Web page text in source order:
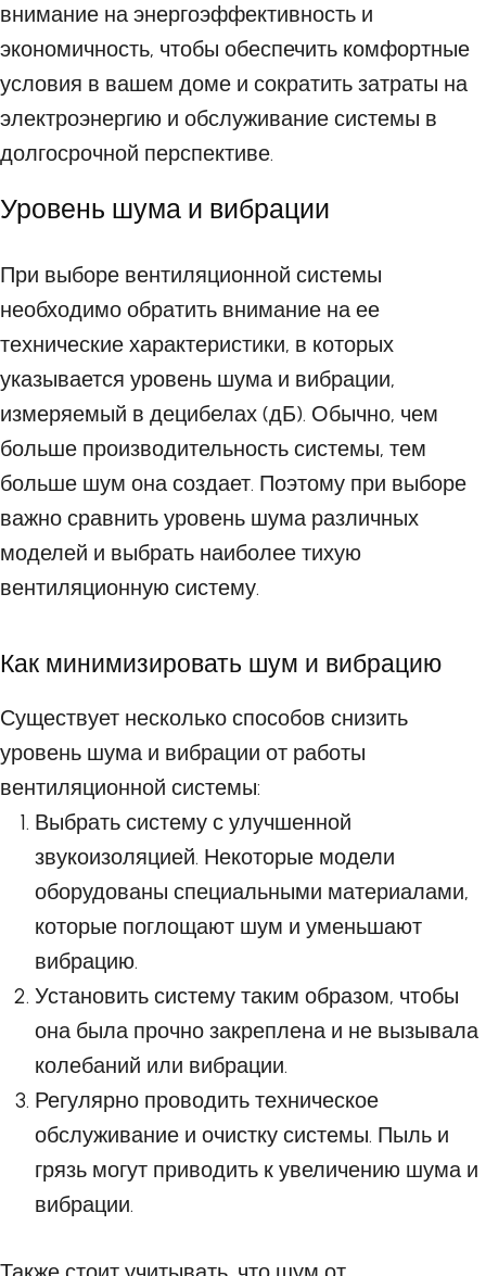
внимание на энергоэффективность и
экономичность, чтобы обеспечить комфортные
условия в вашем доме и сократить затраты на
электроэнергию и обслуживание системы в
долгосрочной перспективе.
Уровень шума и вибрации
При выборе вентиляционной системы
необходимо обратить внимание на ее
технические характеристики, в которых
указывается уровень шума и вибрации,
измеряемый в децибелах (дБ). Обычно, чем
больше производительность системы, тем
больше шум она создает. Поэтому при выборе
важно сравнить уровень шума различных
моделей и выбрать наиболее тихую
вентиляционную систему.
Как минимизировать шум и вибрацию
Существует несколько способов снизить
уровень шума и вибрации от работы
вентиляционной системы:
Выбрать систему с улучшенной
звукоизоляцией. Некоторые модели
оборудованы специальными материалами,
которые поглощают шум и уменьшают
вибрацию.
Установить систему таким образом, чтобы
она была прочно закреплена и не вызывала
колебаний или вибрации.
Регулярно проводить техническое
обслуживание и очистку системы. Пыль и
грязь могут приводить к увеличению шума и
вибрации.